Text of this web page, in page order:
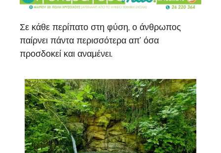
Σε κάθε περίπατο στη φύση, ο άνθρωπος
παίρνει πάντα περισσότερα απ’ όσα
προσδοκεί και αναμένει.